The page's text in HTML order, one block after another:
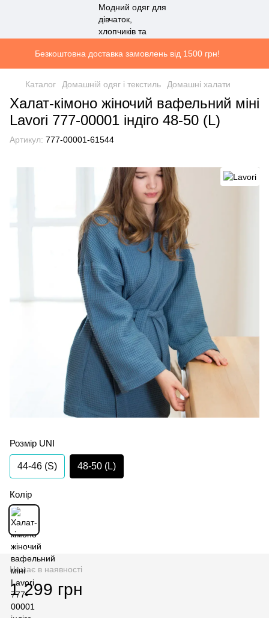
Безкоштовна доставка замовлень від 1500 грн!
Каталог Домашній одяг і текстиль Домашні халати
Халат-кімоно жіночий вафельний міні
Lavori 777-00001 індіго 48-50 (L)
Артикул: 777-00001-61544
Розмір UNI
44-46 (S) 48-50 (L)
Колір
Немає в наявності
1 299 грн